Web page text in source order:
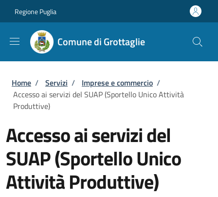
Regione Puglia
Comune di Grottaglie
Briciole di pane
Home / Servizi / Imprese e commercio /
Accesso ai servizi del SUAP (Sportello Unico Attività
Produttive)
Accesso ai servizi del
SUAP (Sportello Unico
Attività Produttive)